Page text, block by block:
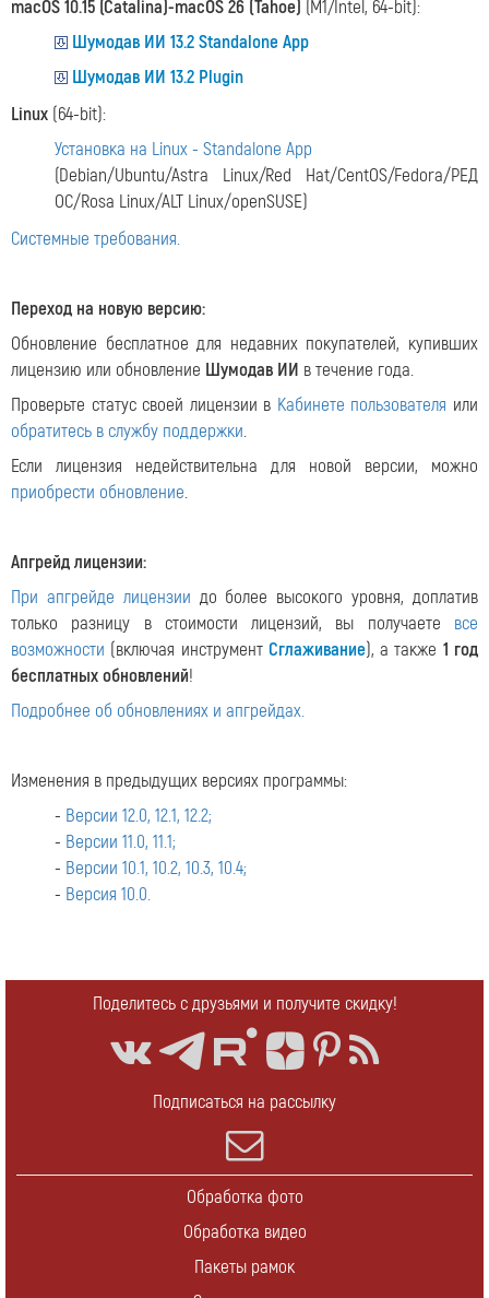
macOS 10.15 (Catalina)-macOS 26 (Tahoe) (M1/Intel, 64-bit):
Шумодав ИИ 13.2 Standalone App
Шумодав ИИ 13.2 Plugin
Linux (64-bit):
Установка на Linux - Standalone App
(Debian/Ubuntu/Astra Linux/Red Hat/CentOS/Fedora/РЕД
ОС/Rosa Linux/ALT Linux/openSUSE)
Системные требования.
Переход на новую версию:
Обновление бесплатное для недавних покупателей, купивших
лицензию или обновление Шумодав ИИ в течение года.
Проверьте статус своей лицензии в Кабинете пользователя или
обратитесь в службу поддержки.
Если лицензия недействительна для новой версии, можно
приобрести обновление.
Апгрейд лицензии:
При апгрейде лицензии до более высокого уровня, доплатив
только разницу в стоимости лицензий, вы получаете все
возможности (включая инструмент Сглаживание), а также 1 год
бесплатных обновлений!
Подробнее об обновлениях и апгрейдах.
Изменения в предыдущих версиях программы:
- Версии 12.0, 12.1, 12.2;
- Версии 11.0, 11.1;
- Версии 10.1, 10.2, 10.3, 10.4;
- Версия 10.0.
Поделитесь с друзьями и получите скидку!
Подписаться на рассылку
Обработка фото
Обработка видео
Пакеты рамок